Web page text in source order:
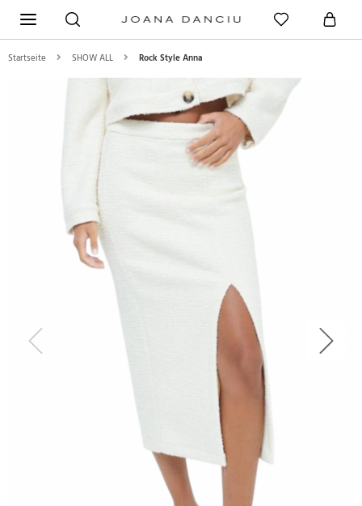
Startseite SHOW ALL Rock Style Anna
Previous Next